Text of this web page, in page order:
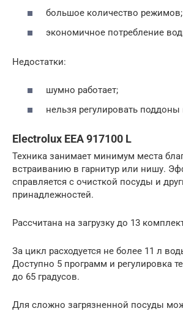
большое количество режимов;
экономичное потребление
Недостатки:
шумно работает;
нельзя регулировать
Electrolux EEA 917100 L
Техника занимает минимум места
встраиванию в гарнитур или нишу.
справляется с очисткой посуды и
принадлежностей.
Рассчитана на загрузку до 13
За цикл расходуется не более 11 л
Доступно 5 программ и регулировка
до 65 градусов.
Для сложно загрязненной посуды